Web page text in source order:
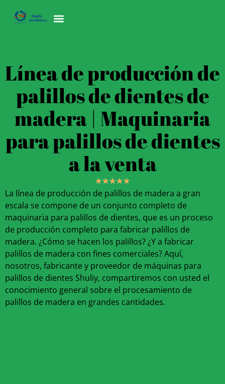
Línea de producción de
palillos de dientes de
madera | Maquinaria
para palillos de dientes
a la venta
★★★★★
La línea de producción de palillos de madera a gran
escala se compone de un conjunto completo de
maquinaria para palillos de dientes, que es un proceso
de producción completo para fabricar palillos de
madera. ¿Cómo se hacen los palillos? ¿Y a fabricar
palillos de madera con fines comerciales? Aquí,
nosotros, fabricante y proveedor de máquinas para
palillos de dientes Shuliy, compartiremos con usted el
conocimiento general sobre el procesamiento de
palillos de madera en grandes cantidades.